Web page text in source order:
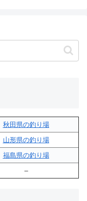
秋田県の釣り場
山形県の釣り場
福島県の釣り場
–